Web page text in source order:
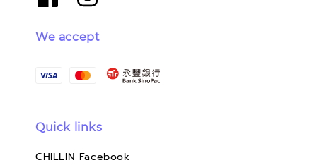
We accept
Quick links
CHILLIN Facebook